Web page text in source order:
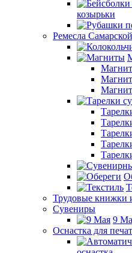
козырьки
Ремесла
Трудовые книжки
Сувениры
9
Оснастка для